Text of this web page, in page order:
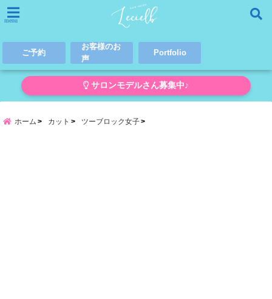
menu
ご予約
お客様のお
声
Portfolio
サロンモデルさん募集中♪
ホーム カット ツーブロック女子